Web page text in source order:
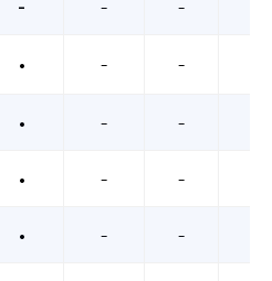
- - -
• - -
• - -
• - -
• - -